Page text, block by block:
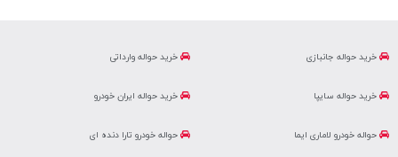
خرید حواله وارداتی خرید حواله جانبازی
خرید حواله ایران خودرو خرید حواله سایپا
حواله خودرو تارا دنده ای حواله خودرو لاماری ایما